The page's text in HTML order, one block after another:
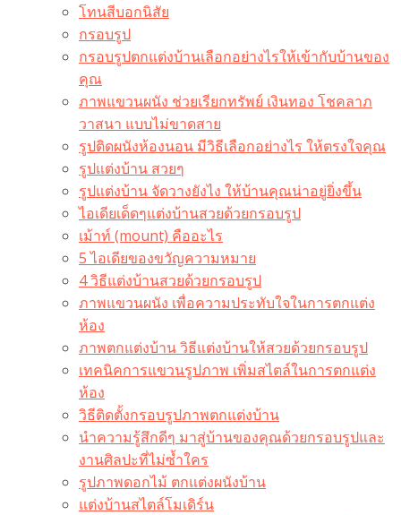
โทนสีบอกนิสัย
กรอบรูป
กรอบรูปตกแต่งบ้านเลือกอย่างไรให้เข้ากับบ้านของ
คุณ
ภาพแขวนผนัง ช่วยเรียกทรัพย์ เงินทอง โชคลาภ
วาสนา แบบไม่ขาดสาย
รูปติดผนังห้องนอน มีวิธีเลือกอย่างไร ให้ตรงใจคุณ
รูปแต่งบ้าน สวยๆ
รูปแต่งบ้าน จัดวางยังไง ให้บ้านคุณน่าอยู่ยิ่งขึ้น
ไอเดียเด็ดๆแต่งบ้านสวยด้วยกรอบรูป
เม้าท์ (mount) คืออะไร​
5 ไอเดียของขวัญความหมาย
4 วิธีแต่งบ้านสวยด้วยกรอบรูป
ภาพแขวนผนัง เพื่อความประทับใจในการตกแต่ง
ห้อง
ภาพตกแต่งบ้าน วิธีแต่งบ้านให้สวยด้วยกรอบรูป
เทคนิคการแขวนรูปภาพ เพิ่มสไตล์ในการตกแต่ง
ห้อง
วิธีติดตั้งกรอบรูปภาพตกแต่งบ้าน
นำความรู้สึกดีๆ มาสู่บ้านของคุณด้วยกรอบรูปและ
งานศิลปะที่ไม่ซ้ำใคร
รูปภาพดอกไม้ ตกแต่งผนังบ้าน
แต่งบ้านสไตล์โมเดิร์น